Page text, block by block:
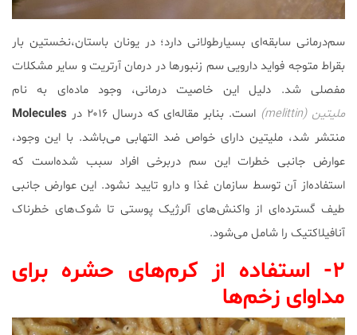
سم‌درمانی سابقه‌ای بسیارطولانی دارد؛ در یونان باستان،نخستین بار
بقراط متوجه فواید دارویی سم‌ زنبورها در درمان آرتریت و سایر مشکلات
مفصلی شد. دلیل این خاصیت درمانی، وجود ماده‌ای به نام
ملیتین (melittin)
است. بنابر مقاله‌ای که درسال ۲۰۱۶ در
Molecules
منتشر شد، ملیتین دارای خواص ضد التهابی می‌باشد. با این وجود،
عوارض جانبی خطرات این سم دربرخی افراد سبب شده‌است که
استفاده‌از آن توسط سازمان غذا و دارو تایید نشود. این عوارض جانبی
طیف گسترده‌ای از واکنش‌های آلرژیک پوستی تا شوک‌های خطرناک
آنافیلاکتیک را شامل می‌شود.
۲- استفاده از کرم‌های حشره برای
مداوای زخم‌ها